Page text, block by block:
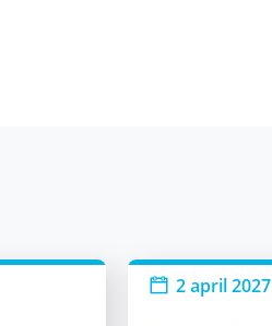
2 april 2027